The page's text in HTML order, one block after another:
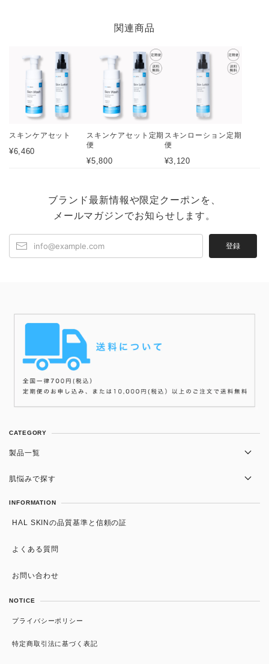
関連商品
スキンケアセット
¥6,460
スキンケアセット定期
便
¥5,800
スキンローション定期
便
¥3,120
ブランド最新情報や限定クーポンを、
メールマガジンでお知らせします。
登録
CATEGORY
製品一覧
洗顔
美容液
肌悩みで探す
かさつき・肌荒れ
ニキビ・毛穴の黒ずみ
色素沈着・くすみ
INFORMATION
HAL SKINの品質基準と信頼の証
よくある質問
お問い合わせ
NOTICE
プライバシーポリシー
特定商取引法に基づく表記